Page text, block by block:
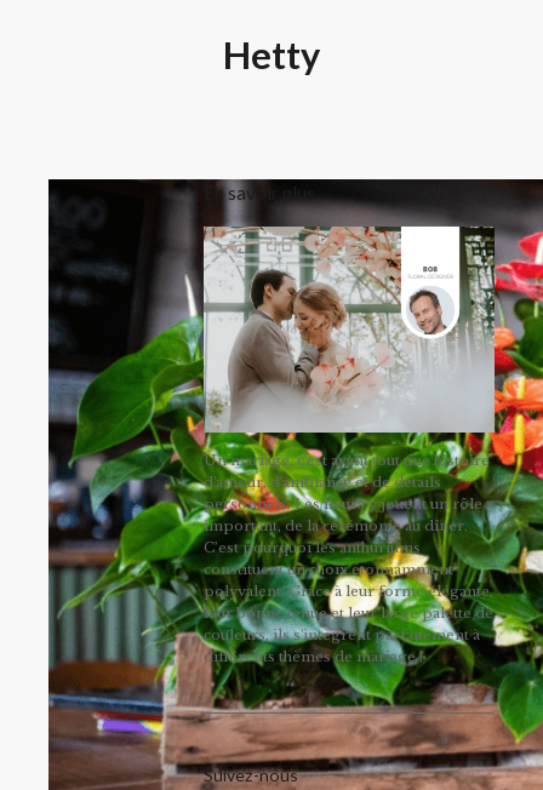
Hetty
En savoir plus
Un mariage, c'est avant tout une histoire
d'amour, d'ambiance et de détails
personnels. Les fleurs y jouent un rôle
important, de la cérémonie au dîner.
C’est pourquoi les anthuriums
constituent un choix étonnamment
polyvalent. Grâce à leur forme élégante,
leur bonne tenue et leur large palette de
couleurs, ils s'intègrent parfaitement à
différents thèmes de mariage !
Suivez-nous